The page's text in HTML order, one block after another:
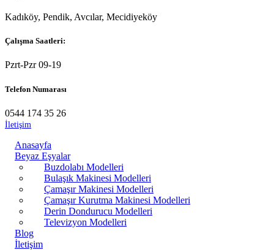
Kadıköy, Pendik, Avcılar, Mecidiyeköy
Çalışma Saatleri:
Pzrt-Pzr 09-19
Telefon Numarası
0544 174 35 26
İletişim
Anasayfa
Beyaz Eşyalar
Buzdolabı Modelleri
Bulaşık Makinesi Modelleri
Çamaşır Makinesi Modelleri
Çamaşır Kurutma Makinesi Modelleri
Derin Dondurucu Modelleri
Televizyon Modelleri
Blog
İletişim